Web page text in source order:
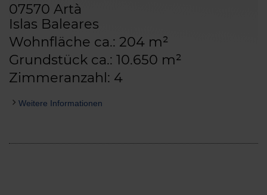
07570 Artà
Islas Baleares
Wohnfläche ca.: 204 m²
Grundstück ca.: 10.650 m²
Zimmeranzahl: 4
Weitere Informationen